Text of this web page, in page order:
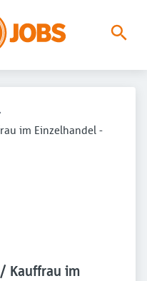
im Einzelhandel -
Kauffrau im